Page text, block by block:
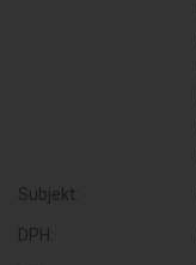
Subjekt:
DPH: